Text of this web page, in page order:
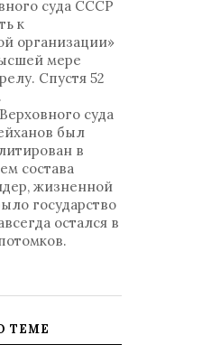
суда СССР
к
организации»
мере
Спустя 52
суда
был
в
состава
жизненной
государство
остался в
ТЕМЕ